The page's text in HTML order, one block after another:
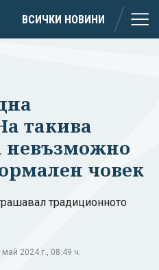
ВСИЧКИ НОВИНИ
такива
невъзможно
човек
традиционното
2024 г., 08:49 ч.